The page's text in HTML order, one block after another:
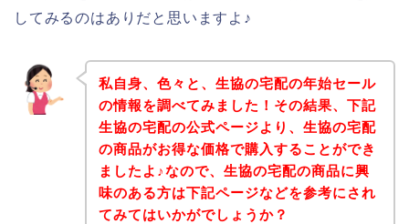
してみるのはありだと思いますよ♪
私自身、色々と、生協の宅配の年始セール
の情報を調べてみました！その結果、下記
生協の宅配の公式ページより、生協の宅配
の商品がお得な価格で購入することができ
ましたよ♪なので、生協の宅配の商品に興
味のある方は下記ページなどを参考にされ
てみてはいかがでしょうか？